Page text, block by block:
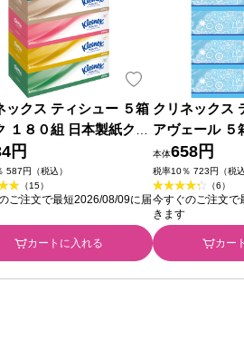
ックス ティシュー ５箱
１８０組 日本製紙クレ
円
587円（税込）
（15）
ご注文で最短2026/08/09に届
カートに入れる
クリネックス
アヴェール ５
組 日本製紙ク
本体658円
税率10％ 723円（税込
（6）
今すぐのご注文で
きます
カー